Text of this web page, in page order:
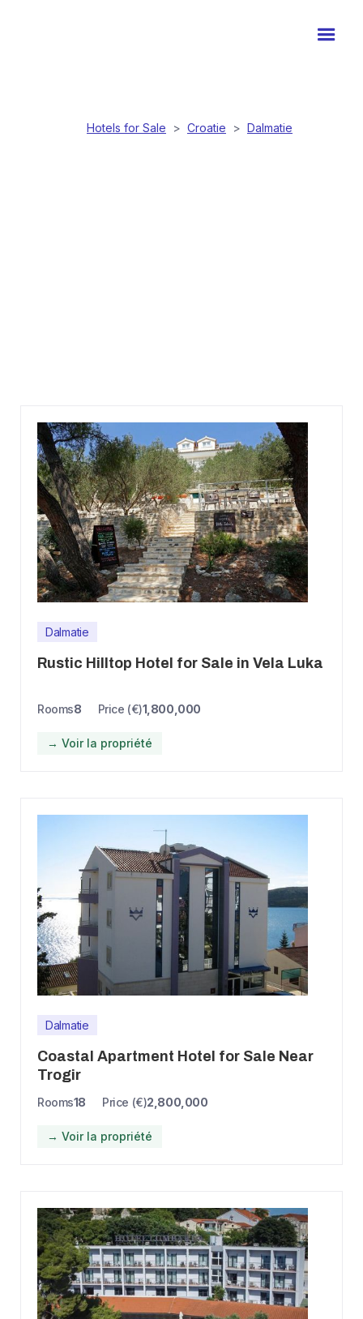
Hotels for Sale > Croatie > Dalmatie
Dalmatie
Rustic Hilltop Hotel for Sale in Vela Luka
Rooms8 Price (€)1,800,000
→ Voir la propriété
Dalmatie
Coastal Apartment Hotel for Sale Near
Trogir
Rooms18 Price (€)2,800,000
→ Voir la propriété